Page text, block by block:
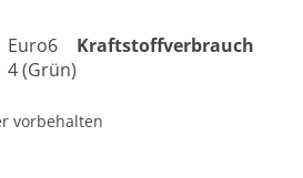
Euro6
4 (Grün)
Kraftstoffverbrauch
vorbehalten